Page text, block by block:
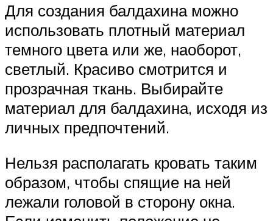
Для создания балдахина можно
использовать плотный материал
темного цвета или же, наоборот,
светлый. Красиво смотрится и
прозрачная ткань. Выбирайте
материал для балдахина, исходя из
личных предпочтений.
Нельзя располагать кровать таким
образом, чтобы спящие на ней
лежали головой в сторону окна.